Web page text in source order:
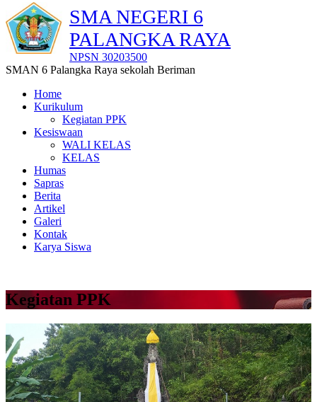
SMA NEGERI 6
PALANGKA RAYA
NPSN 30203500
SMAN 6 Palangka Raya sekolah Beriman
Home
Kurikulum
Kegiatan PPK
Kesiswaan
WALI KELAS
KELAS
Humas
Sapras
Berita
Artikel
Galeri
Kontak
Karya Siswa
Kegiatan PPK